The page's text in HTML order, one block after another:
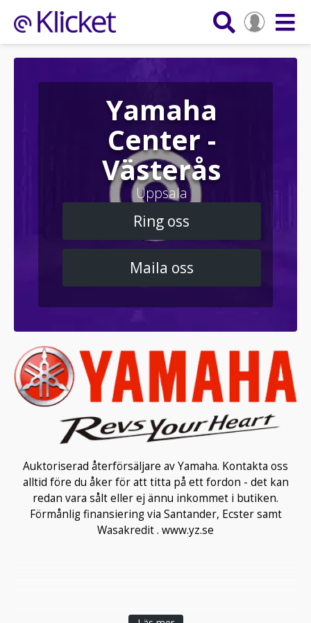
Yamaha
Center -
Västerås
Uppsala
Ring oss
Maila oss
Auktoriserad återförsäljare av Yamaha. Kontakta oss
alltid före du åker för att titta på ett fordon - det kan
redan vara sålt eller ej ännu inkommet i butiken.
Förmånlig finansiering via Santander, Ecster samt
Wasakredit . www.yz.se